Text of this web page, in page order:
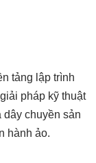
tảng lập trình
pháp kỹ thuật
chuyền sản
hành ảo.